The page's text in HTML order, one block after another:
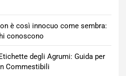
è così innocuo come sembra:
conoscono
degli Agrumi: Guida per
Commestibili